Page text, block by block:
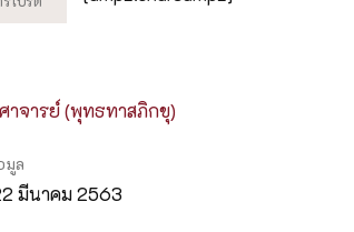
าจารย์ (พุทธทาสภิกขุ)
มูล
มีนาคม 2563